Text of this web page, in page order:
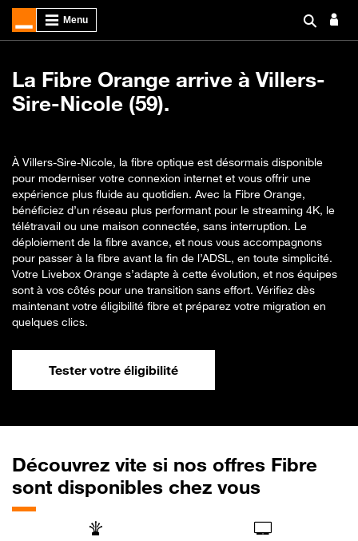
La Fibre Orange arrive à Villers-
Sire-Nicole (59).
À Villers-Sire-Nicole, la fibre optique est désormais disponible
pour moderniser votre connexion internet et vous offrir une
expérience plus fluide au quotidien. Avec la Fibre Orange,
bénéficiez d’un réseau plus performant pour le streaming 4K, le
télétravail ou une maison connectée, sans interruption. Le
déploiement de la fibre avance, et nous vous accompagnons
pour passer à la fibre avant la fin de l’ADSL, en toute simplicité.
Votre Livebox Orange s’adapte à cette évolution, et nos équipes
sont à vos côtés pour une transition sans effort. Vérifiez dès
maintenant votre éligibilité fibre et préparez votre migration en
quelques clics.
Tester votre éligibilité
Découvrez vite si nos offres Fibre
sont disponibles chez vous